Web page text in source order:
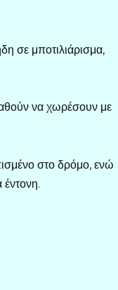
σε μποτιλιάρισμα,
να χωρέσουν με
στο δρόμο, ενώ
έντονη.